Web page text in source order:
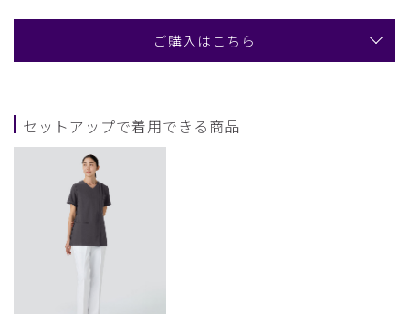
ご購入はこちら
セットアップで着用できる商品